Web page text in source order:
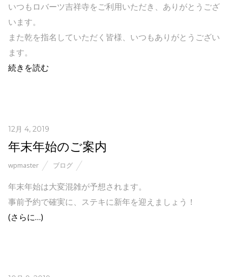
いつもロバーツ吉祥寺をご利用いただき、ありがとうござ
います。
また乾を指名していただく皆様、いつもありがとうござい
ます。
続きを読む
12月 4, 2019
年末年始のご案内
wpmaster ブログ
年末年始は大変混雑が予想されます。
事前予約で確実に、ステキに新年を迎えましょう！
(さらに…)